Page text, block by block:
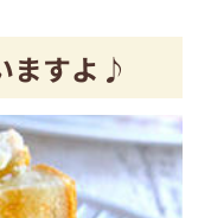
ますよ♪